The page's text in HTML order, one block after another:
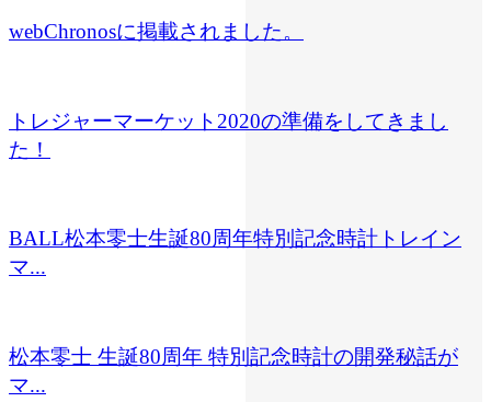
webChronosに掲載されました。
トレジャーマーケット2020の準備をしてきまし
た！
BALL松本零士生誕80周年特別記念時計トレイン
マ...
松本零士 生誕80周年 特別記念時計の開発秘話が
マ...